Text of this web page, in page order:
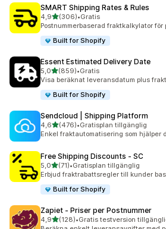
SMART Shipping Rates & Rules
4,9av 5 stjärnor
(306)
306 recensioner totalt
•Gratis
Postnummerbaserad fraktkalkylator
Built for Shopify
Essent Estimated Delivery Date
5,0av 5 stjärnor
(859)
859 recensioner totalt
•Gratis
Visa beräknat leveransdatum plus
Built for Shopify
Sendcloud | Shipping Platform
4,6av 5 stjärnor
(476)
476 recensioner totalt
•Gratisplan tillgänglig
Enkel fraktautomatisering som hjälper
Free Shipping Discounts ‑ SC
5,0av 5 stjärnor
(71)
71 recensioner totalt
•Gratisplan tillgänglig
Erbjud fraktrabattsregler till kunder
Built for Shopify
Zapiet ‑ Priser per Postnummer
4,9av 5 stjärnor
(128)
128 recensioner totalt
•Gratis testversion